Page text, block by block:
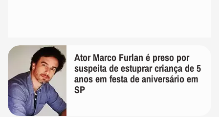
Ator Marco Furlan é preso por
suspeita de estuprar criança de 5
anos em festa de aniversário em
SP